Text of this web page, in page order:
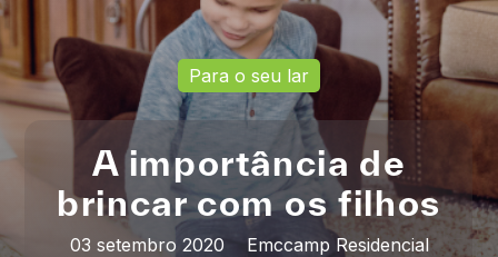
Para o seu lar
A importância de
brincar com os filhos
03 setembro 2020 Emccamp Residencial